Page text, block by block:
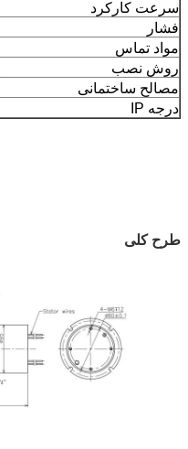
سرعت کارکرد
فشار
مواد تماس
روش نصب
مصالح ساختمانی
درجه IP
طرح کلی